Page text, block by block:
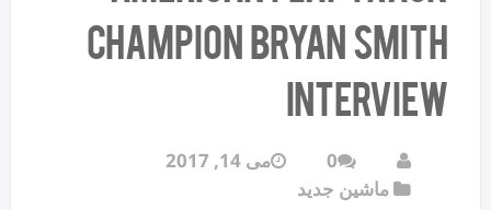
Champion Bryan Smith
Interview
0
می 14, 2017
ماشین جدید